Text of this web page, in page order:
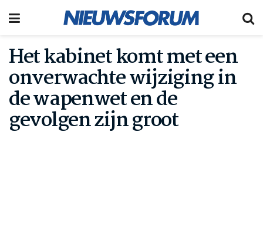
Het kabinet komt met een
onverwachte wijziging in
de wapenwet en de
gevolgen zijn groot